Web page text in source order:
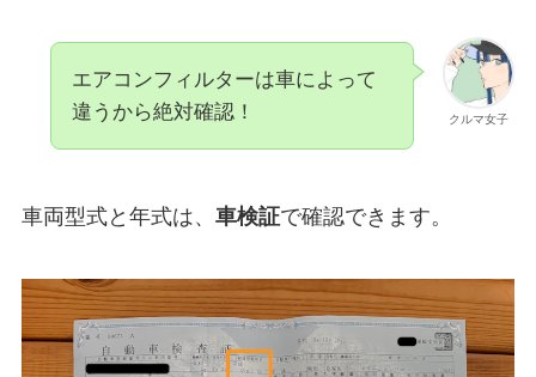
クルマ女子
エアコンフィルターは車によって
違うから絶対確認！
車両型式と年式は、 車検証で確認できます。